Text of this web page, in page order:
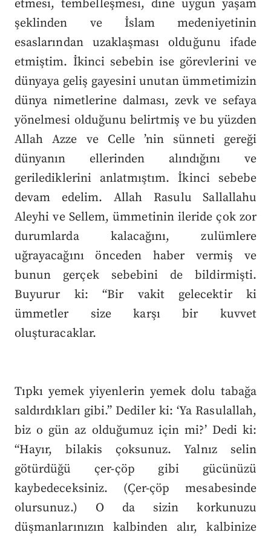
etmesi, tembelleşmesi, dine uygun yaşam
şeklinden ve İslam medeniyetinin
esaslarından uzaklaşması olduğunu ifade
etmiştim. İkinci sebebin ise görevlerini ve
dünyaya geliş gayesini unutan ümmetimizin
dünya nimetlerine dalması, zevk ve sefaya
yönelmesi olduğunu belirtmiş ve bu yüzden
Allah Azze ve Celle ’nin sünneti gereği
dünyanın ellerinden alındığını ve
gerilediklerini anlatmıştım. İkinci sebebe
devam edelim. Allah Rasulu Sallallahu
Aleyhi ve Sellem, ümmetinin ileride çok zor
durumlarda kalacağını, zulümlere
uğrayacağını önceden haber vermiş ve
bunun gerçek sebebini de bildirmişti.
Buyurur ki: “Bir vakit gelecektir ki
ümmetler size karşı bir kuvvet
oluşturacaklar.
Tıpkı yemek yiyenlerin yemek dolu tabağa
saldırdıkları gibi.” Dediler ki: ‘Ya Rasulallah,
biz o gün az olduğumuz için mi?’ Dedi ki:
“Hayır, bilakis çoksunuz. Yalnız selin
götürdüğü çer-çöp gibi gücünüzü
kaybedeceksiniz. (Çer-çöp mesabesinde
olursunuz.) O da sizin korkunuzu
düşmanlarınızın kalbinden alır, kalbinize